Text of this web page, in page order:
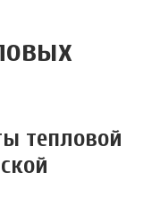
тепловой